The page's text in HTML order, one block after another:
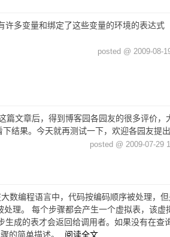
许多变量和绑定了这些变量的环境的表达
posted @ 2009-08-
篇文章后，得到博客园各园友的很多评价
结果。今天就再测试一下，欢迎各园友提
posted @ 2009-07-29
数编程语言中，代码按编码顺序被处理，
理。 每个步骤都会产生一个虚拟表，该
成的表才会返回给调用者。如果没有在查
的简单描述。
阅读全文